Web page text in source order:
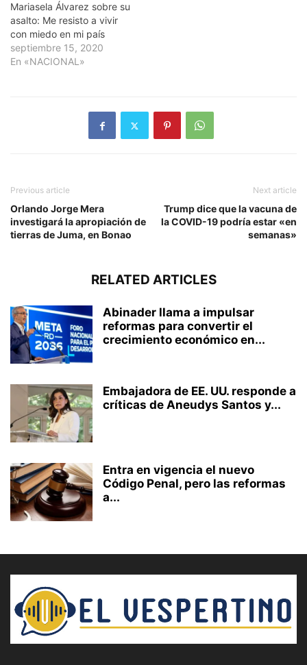
Mariasela Álvarez sobre su
asalto: Me resisto a vivir
con miedo en mi país
septiembre 15, 2020
En «NACIONAL»
Previous article
Orlando Jorge Mera
investigará la apropiación de
tierras de Juma, en Bonao
Next article
Trump dice que la vacuna de
la COVID-19 podría estar «en
semanas»
RELATED ARTICLES
Abinader llama a impulsar
reformas para convertir el
crecimiento económico en...
Embajadora de EE. UU. responde a
críticas de Aneudys Santos y...
Entra en vigencia el nuevo
Código Penal, pero las reformas
a...